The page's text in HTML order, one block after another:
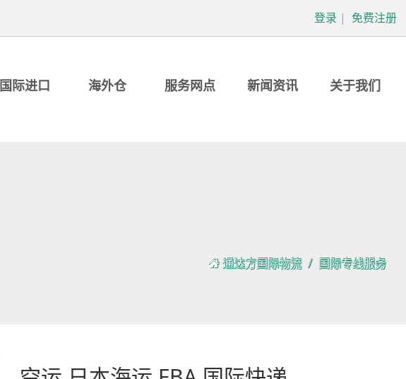
登录 | 免费注册
国际进口 海外仓 服务网点 新闻资讯 关于我们
通达方国际物流 国际专线服务